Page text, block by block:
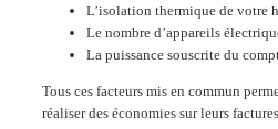
L’isolation thermique de votre
Le nombre d’appareils
La puissance souscrite du
Tous ces facteurs mis en commun
réaliser des économies sur leurs